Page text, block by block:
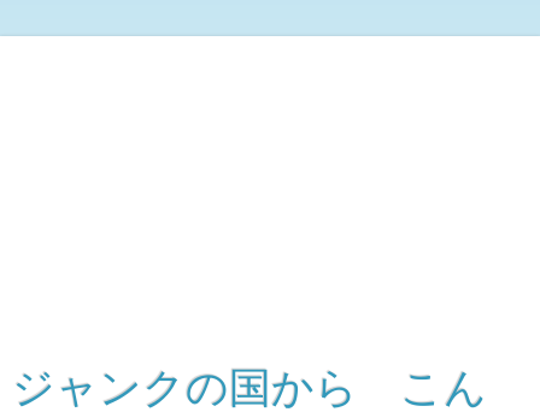
ジャンクの国から こん